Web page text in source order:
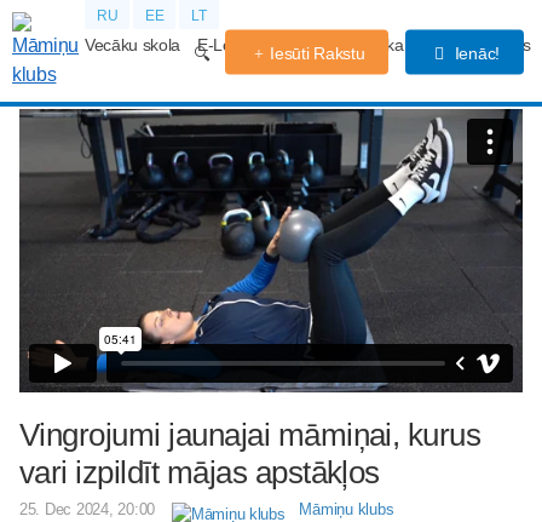
RU EE LT
Vecāku skola E-Lekcijas Grūtniecības kalendārs Forums
Iesūti Rakstu Ienāc!
Vingrojumi jaunajai māmiņai, kurus
vari izpildīt mājas apstākļos
25. Dec 2024, 20:00 Māmiņu klubs